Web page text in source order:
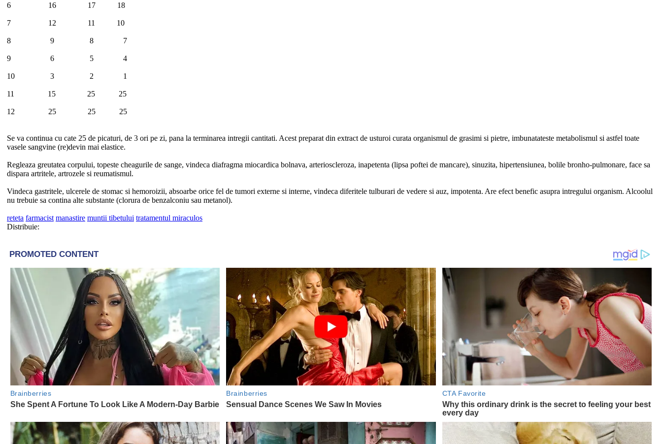
6 16 17 18
7 12 11 10
8 9 8 7
9 6 5 4
10 3 2 1
11 15 25 25
12 25 25 25
Se va continua cu cate 25 de picaturi, de 3 ori pe zi, pana la terminarea intregii cantitati. Acest preparat din extract de usturoi curata organismul de grasimi si pietre, imbunatateste metabolismul si astfel toate
vasele sangvine (re)devin mai elastice.
Regleaza greutatea corpului, topeste cheagurile de sange, vindeca diafragma miocardica bolnava, arterioscleroza, inapetenta (lipsa poftei de mancare), sinuzita, hipertensiunea, bolile bronho-pulmonare, face sa
dispara artritele, artrozele si reumatismul.
Vindeca gastritele, ulcerele de stomac si hemoroizii, absoarbe orice fel de tumori externe si interne, vindeca diferitele tulburari de vedere si auz, impotenta. Are efect benefic asupra intregului organism. Alcoolul
nu trebuie sa contina alte substante (clorura de benzalconiu sau metanol).
reteta farmacist manastire muntii tibetului tratamentul miraculos
Distribuie: